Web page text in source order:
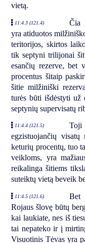
vietą.
11:4.3 (121.4)
Čia
yra atiduotos
teritorijos, skirtos
tik septyni trilijonai
esančių rezerve, bet
procentus šitaip
šitie milžiniški
turės būti išdėstyti už
septynių supervisatų
11:4.4 (121.5)
egzistuojančių
keturių procentų, tuo
veikloms, yra
reikalinga šitiems
suteiktų vietą beveik
11:4.5 (121.6)
Bet
Rojaus šlovę būtų
kai laukiate, nes iš
tai nepateko ir į
Visuotinis Tėvas yra